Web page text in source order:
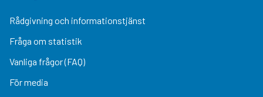
Rådgivning och informationstjänst
Fråga om statistik
Vanliga frågor (FAQ)
För media